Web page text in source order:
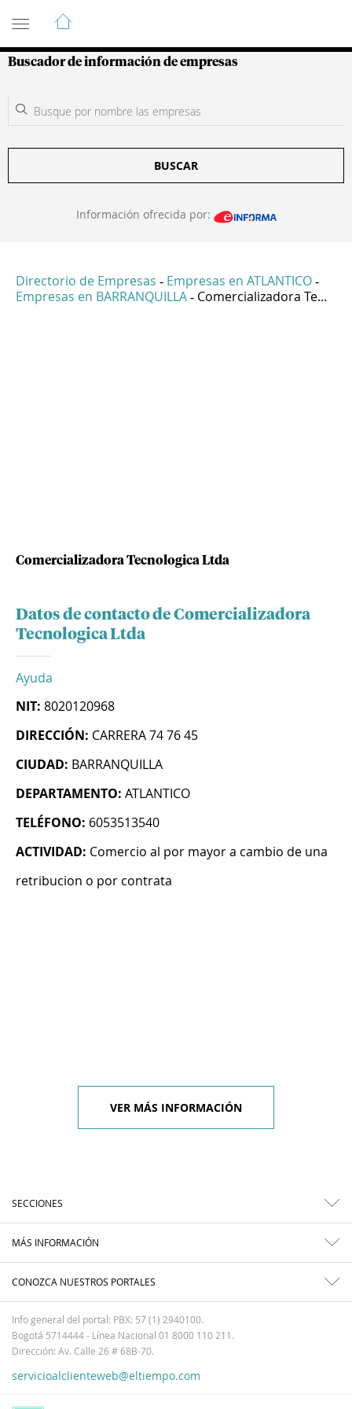
Guía de Empresas Colombianas
Buscador de información de empresas
BUSCAR
Información ofrecida por:
Directorio de Empresas - Empresas en ATLANTICO -
Empresas en BARRANQUILLA - Comercializadora Te...
Comercializadora Tecnologica Ltda
Datos de contacto de Comercializadora
Tecnologica Ltda
Ayuda
NIT: 8020120968
DIRECCIÓN: CARRERA 74 76 45
CIUDAD: BARRANQUILLA
DEPARTAMENTO: ATLANTICO
TELÉFONO: 6053513540
ACTIVIDAD: Comercio al por mayor a cambio de una
retribucion o por contrata
VER MÁS INFORMACIÓN
SECCIONES
MÁS INFORMACIÓN
CONOZCA NUESTROS PORTALES
Info general del portal: PBX: 57 (1) 2940100.
Bogotá 5714444 - Línea Nacional 01 8000 110 211.
Dirección: Av. Calle 26 # 68B-70.
servicioalclienteweb@eltiempo.com